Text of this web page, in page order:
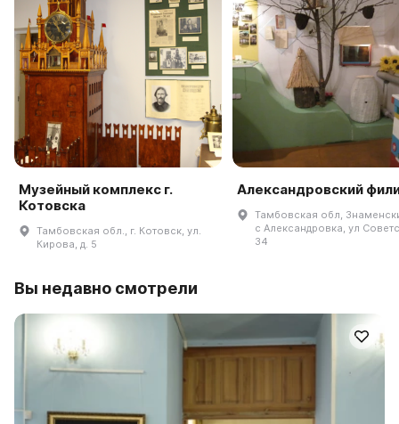
Музейный комплекс г.
Котовска
Тамбовская обл., г. Котовск, ул.
Кирова, д. 5
Александровский
Тамбовская обл,
с Александровка, ул
34
Вы недавно смотрели